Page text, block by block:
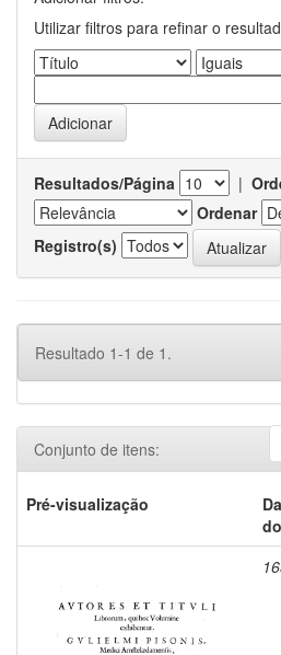
Utilizar filtros para refinar o
Resultados/Página |
Ordenar
Registro(s)
Resultado 1-1 de 1.
Conjunto de itens:
Pré-visualização